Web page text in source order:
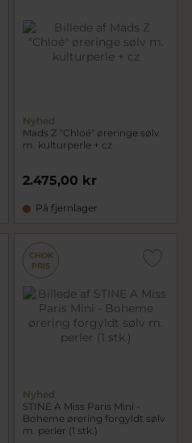
Nyhed
Mads Z "Chloé" øreringe sølv
m. kulturperle + cz
2.475,00 kr
På fjernlager
CHOK
PRIS
Nyhed
STINE A Miss Paris Mini -
Boheme ørering forgyldt sølv
m. perler (1 stk.)